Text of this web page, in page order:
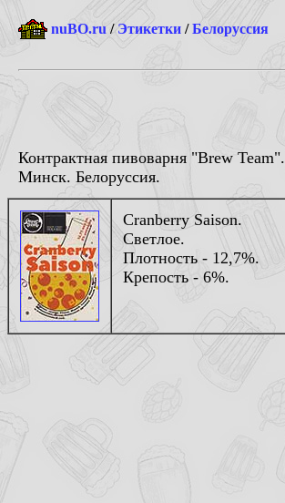
nuBO.ru /Этикетки /Белоруссия
Контрактная пивоварня "Brew Team".
Минск. Белоруссия.
Cranberry Saison.
Светлое.
Плотность - 12,7%.
Крепость - 6%.